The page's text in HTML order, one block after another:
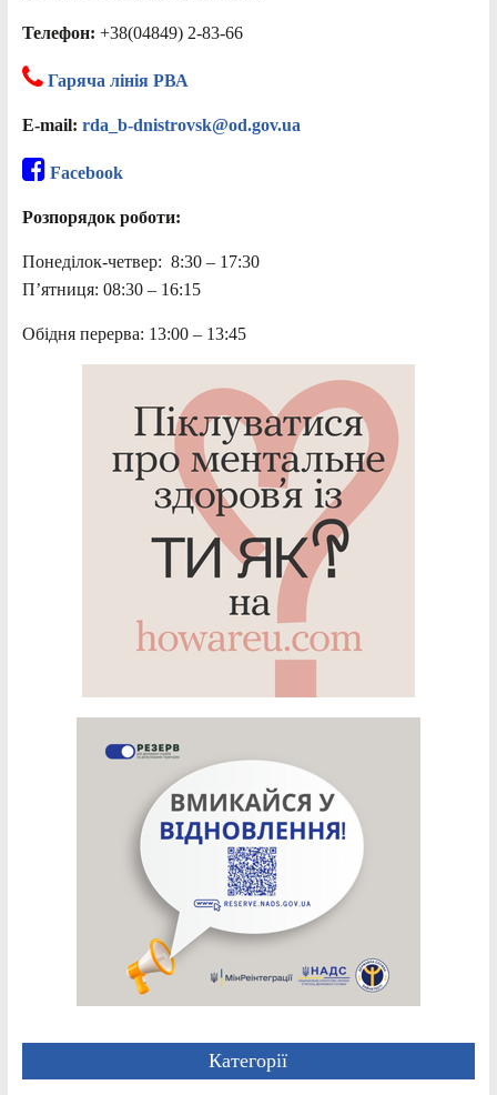
Телефон: +38(04849) 2-83-66
Гаряча лінія РВА
E-mail: rda_b-dnistrovsk@od.gov.ua
Facebook
Розпорядок роботи:
Понеділок-четвер: 8:30 – 17:30
П’ятниця: 08:30 – 16:15
Обідня перерва: 13:00 – 13:45
Категорії